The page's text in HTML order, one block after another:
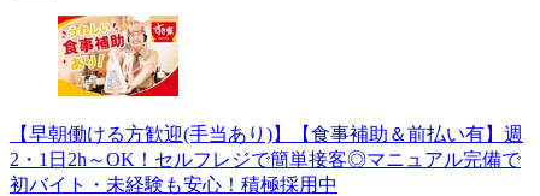
【早朝働ける方歓迎(手当あり)】【食事補助＆前払い有】週
2・1日2h～OK！セルフレジで簡単接客◎マニュアル完備で
初バイト・未経験も安心！積極採用中